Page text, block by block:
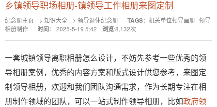
乡镇领导职场相册-镇领导工作相册来图定制
纪念册主页 > 知识大全 > 领导退休纪念册 TAGS： 机关单位领导画册 领导
相册制作
时间： 2025-5-19 5:42 浏览:8,132次
一套城镇领导离职相册怎么设计，不妨先参考一些优秀的领
导相册案例，优秀的内容方案和版式设计供您参考，来图定
制领导相册，欢迎和我们团队沟通需求，作为长期专注在相
册制作领域的团队，可以一站式制作领导相册，比如政府领